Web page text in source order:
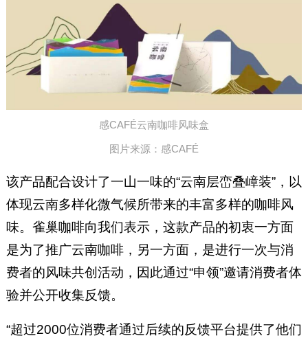
感CAFÉ云南咖啡风味盒
图片来源：感CAFÉ
该产品配合设计了一山一味的“云南层峦叠嶂装”，以
体现云南多样化微气候所带来的丰富多样的咖啡风
味。雀巢咖啡向我们表示，这款产品的初衷一方面
是为了推广云南咖啡，另一方面，是进行一次与消
费者的风味共创活动，因此通过“申领”邀请消费者体
验并公开收集反馈。
“超过2000位消费者通过后续的反馈平台提供了他们